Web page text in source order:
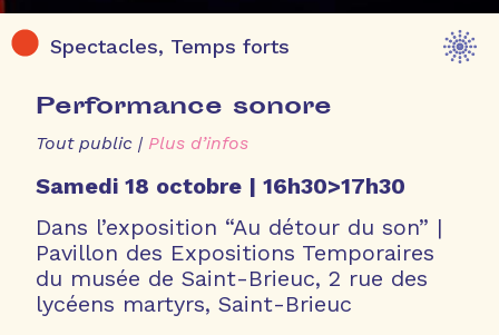
Spectacles, Temps forts
Performance sonore
Tout public |Plus d’infos
Samedi 18 octobre |16h30>17h30
Dans l’exposition “Au détour du son” |
Pavillon des Expositions Temporaires
du musée de Saint-Brieuc, 2 rue des
lycéens martyrs, Saint-Brieuc